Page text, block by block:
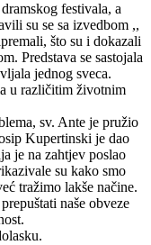
festivala, a
su se sa izvedbom ,,
što su i dokazali
Predstava se sastojala
jednog sveca.
u različitim životnim
sv. Ante je pružio
Kupertinski je dao
je na zahtjev poslao
su kako smo
tražimo lakše načine.
naše obveze